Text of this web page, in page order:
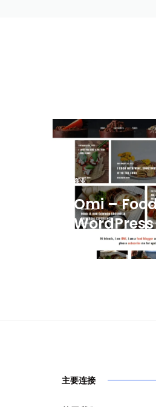
商业
Omi –
主要连接